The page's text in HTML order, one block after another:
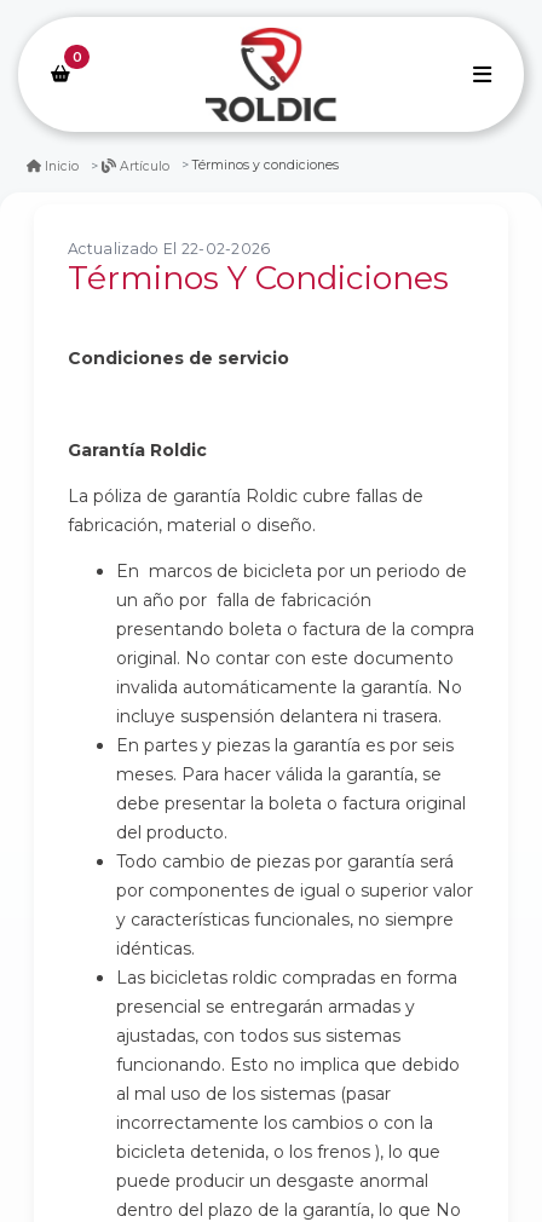
0
Inicio Artículo Términos y condiciones
Actualizado El 22-02-2026
Términos Y Condiciones
Condiciones de servicio
Garantía Roldic
La póliza de garantía Roldic cubre fallas de
fabricación, material o diseño.
En marcos de bicicleta por un periodo de
un año por falla de fabricación
presentando boleta o factura de la compra
original. No contar con este documento
invalida automáticamente la garantía. No
incluye suspensión delantera ni trasera.
En partes y piezas la garantía es por seis
meses. Para hacer válida la garantía, se
debe presentar la boleta o factura original
del producto.
Todo cambio de piezas por garantía será
por componentes de igual o superior valor
y características funcionales, no siempre
idénticas.
Las bicicletas roldic compradas en forma
presencial se entregarán armadas y
ajustadas, con todos sus sistemas
funcionando. Esto no implica que debido
al mal uso de los sistemas (pasar
incorrectamente los cambios o con la
bicicleta detenida, o los frenos ), lo que
puede producir un desgaste anormal
dentro del plazo de la garantía, lo que No